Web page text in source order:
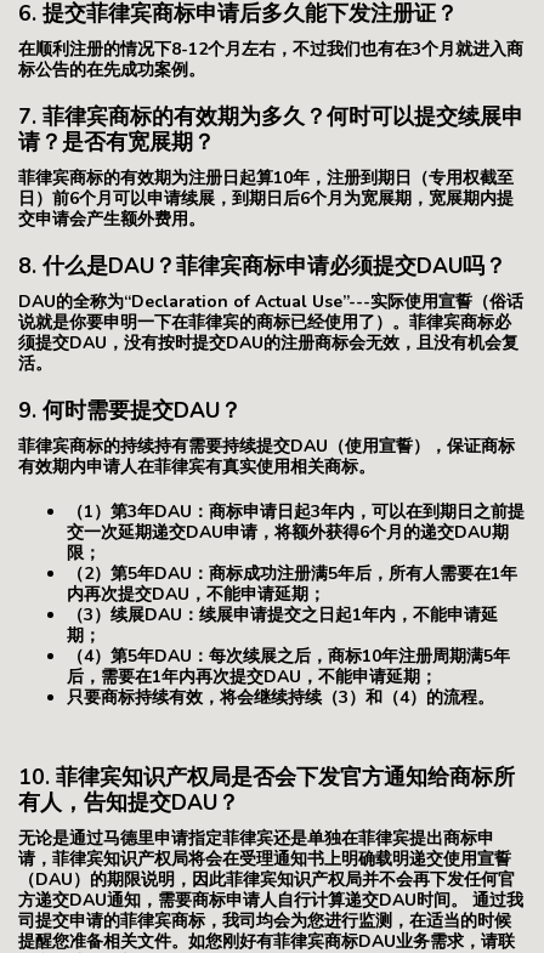
6. 提交菲律宾商标申请后多久能下发注册证？
在顺利注册的情况下8-12个月左右，不过我们也有在3个月就进入商
标公告的在先成功案例。
7. 菲律宾商标的有效期为多久？何时可以提交续展申
请？是否有宽展期？
菲律宾商标的有效期为注册日起算10年，注册到期日（专用权截至
日）前6个月可以申请续展，到期日后6个月为宽展期，宽展期内提
交申请会产生额外费用。
8. 什么是DAU？菲律宾商标申请必须提交DAU吗？
DAU的全称为“Declaration of Actual Use”---实际使用宣誓（俗话
说就是你要申明一下在菲律宾的商标已经使用了）。菲律宾商标必
须提交DAU，没有按时提交DAU的注册商标会无效，且没有机会复
活。
9. 何时需要提交DAU？
菲律宾商标的持续持有需要持续提交DAU（使用宣誓），保证商标
有效期内申请人在菲律宾有真实使用相关商标。
（1）第3年DAU：商标申请日起3年内，可以在到期日之前提
交一次延期递交DAU申请，将额外获得6个月的递交DAU期
限；
（2）第5年DAU：商标成功注册满5年后，所有人需要在1年
内再次提交DAU，不能申请延期；
（3）续展DAU：续展申请提交之日起1年内，不能申请延
期；
（4）第5年DAU：每次续展之后，商标10年注册周期满5年
后，需要在1年内再次提交DAU，不能申请延期；
只要商标持续有效，将会继续持续（3）和（4）的流程。
10. 菲律宾知识产权局是否会下发官方通知给商标所
有人，告知提交DAU？
无论是通过马德里申请指定菲律宾还是单独在菲律宾提出商标申
请，菲律宾知识产权局将会在受理通知书上明确载明递交使用宣誓
（DAU）的期限说明，因此菲律宾知识产权局并不会再下发任何官
方递交DAU通知，需要商标申请人自行计算递交DAU时间。 通过我
司提交申请的菲律宾商标，我司均会为您进行监测，在适当的时候
提醒您准备相关文件。如您刚好有菲律宾商标DAU业务需求，请联